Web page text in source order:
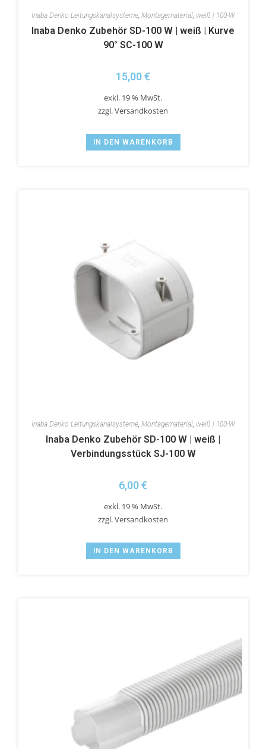
Inaba Denko Leitungskanalsysteme, Montagematerial, weiß | 100-W
Inaba Denko Zubehör SD-100 W | weiß | Kurve
90° SC-100 W
15,00€
exkl. 19 % MwSt.
zzgl.Versandkosten
IN DEN WARENKORB
Inaba Denko Leitungskanalsysteme, Montagematerial, weiß | 100-W
Inaba Denko Zubehör SD-100 W | weiß |
Verbindungsstück SJ-100 W
6,00€
exkl. 19 % MwSt.
zzgl.Versandkosten
IN DEN WARENKORB